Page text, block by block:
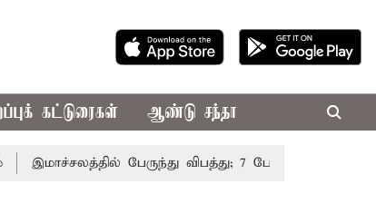
கட்டுரைகள் ஆண்டு சந்தா
பேருந்து விபத்து; 7 பேர் பலி - பிரதமர்